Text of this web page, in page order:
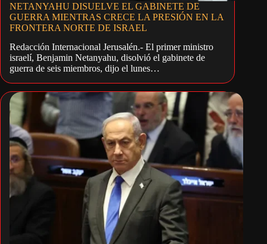
NETANYAHU DISUELVE EL GABINETE DE
GUERRA MIENTRAS CRECE LA PRESIÓN EN LA
FRONTERA NORTE DE ISRAEL
Redacción Internacional Jerusalén.- El primer ministro
israelí, Benjamin Netanyahu, disolvió el gabinete de
guerra de seis miembros, dijo el lunes…